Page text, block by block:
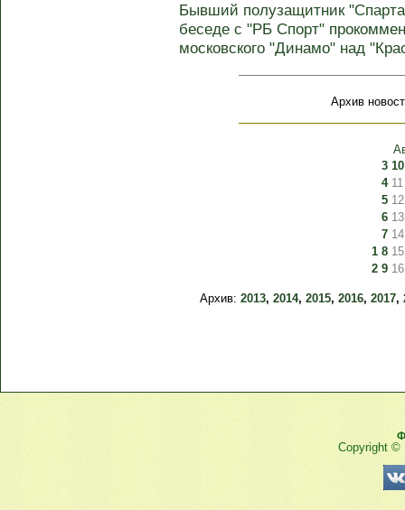
Бывший полузащитник
беседе с "РБ Спорт"
московского "Динамо" над
Архив
3 10
4 11
5 12
6 13
7 14
1 8 15
2 9 16
Архив:2013,2014,2015,2016,2017,
Copyright ©